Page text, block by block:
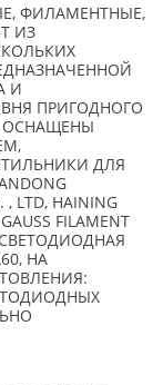
ФИЛАМЕНТНЫЕ,
ИЗ
И
ПРИГОДНОГО
ОСНАЩЕНЫ
ДЛЯ
, LTD, HAINING
FILAMENT
СВЕТОДИОДНАЯ
НА